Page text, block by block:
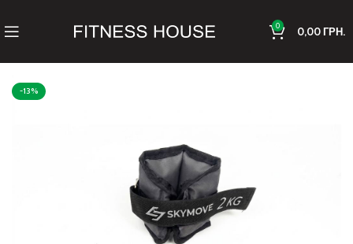
0 0,00ГРН.
-13%